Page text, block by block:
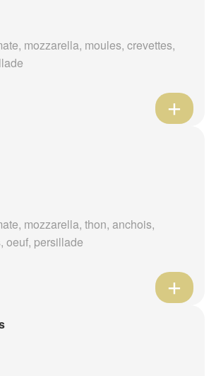
mozzarella, moules, crevettes,
mozzarella, thon, anchois,
oeuf, persillade